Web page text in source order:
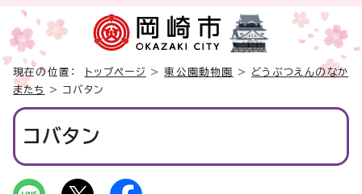
現在の位置： トップページ > 東公園動物園 > どうぶつえんのなか
またち
> コバタン
コバタン